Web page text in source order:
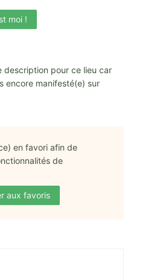
moi !
description pour ce lieu car
encore manifesté(e) sur
en favori afin de
de
aux favoris